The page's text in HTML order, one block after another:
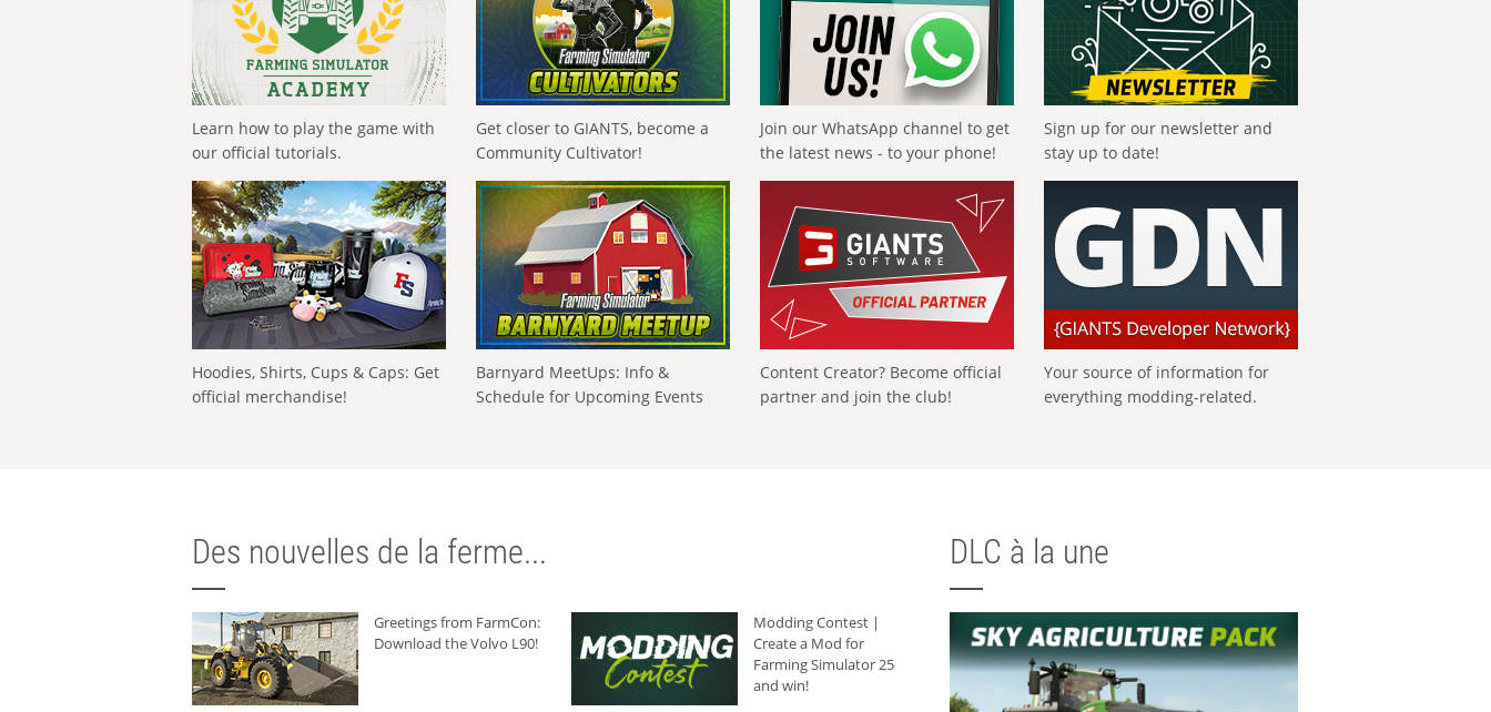
Learn how to play the game with
our official tutorials.
Get closer to GIANTS, become a
Community Cultivator!
Join our WhatsApp channel to get
the latest news - to your phone!
Sign up for our newsletter and
stay up to date!
Hoodies, Shirts, Cups & Caps: Get
official merchandise!
Barnyard MeetUps: Info &
Schedule for Upcoming Events
Content Creator? Become official
partner and join the club!
Your source of information for
everything modding-related.
Des nouvelles de la ferme...
Greetings from FarmCon:
Download the Volvo L90!
Modding Contest |
Create a Mod for
Farming Simulator 25
and win!
DLC à la une